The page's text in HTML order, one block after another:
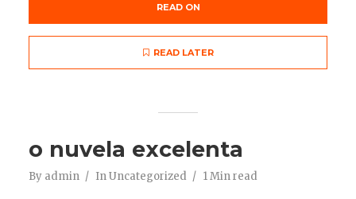
READ ON
READ LATER
o nuvela excelenta
By admin InUncategorized 1 Min read